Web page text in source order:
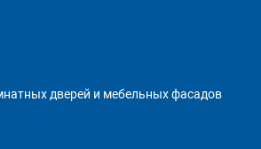
дверей и мебельных фасадов